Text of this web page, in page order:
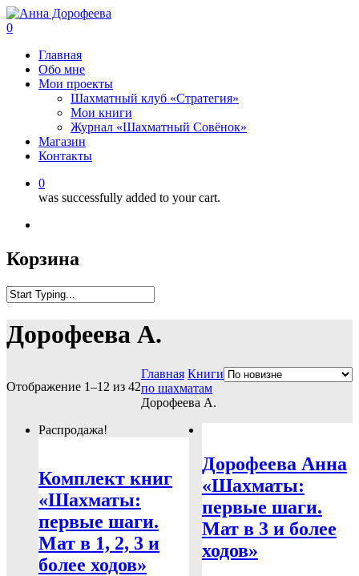
0
Главная
Обо мне
Мои проекты
Шахматный клуб «Стратегия»
Мои книги
Журнал «Шахматный Совёнок»
Магазин
Контакты
0
was successfully added to your cart.
Корзина
Дорофеева А.
Отображение 1–12 из 42
Главная Книги
по шахматам
Дорофеева А.
Распродажа!
Комплект книг
«Шахматы:
первые шаги.
Мат в 1, 2, 3 и
более ходов»
Дорофеева Анна
«Шахматы:
первые шаги.
Мат в 3 и более
ходов»